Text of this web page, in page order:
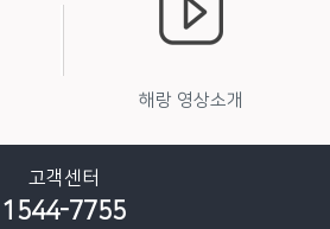
는 관계법규에 위반되지 않는 범위내
자는 여행자에게 설명하여야 합니다.
표(또는 여행설명서)를 각 1부씩 여
야 합니다.
해랑 영상소개
고객센터
1544-7755